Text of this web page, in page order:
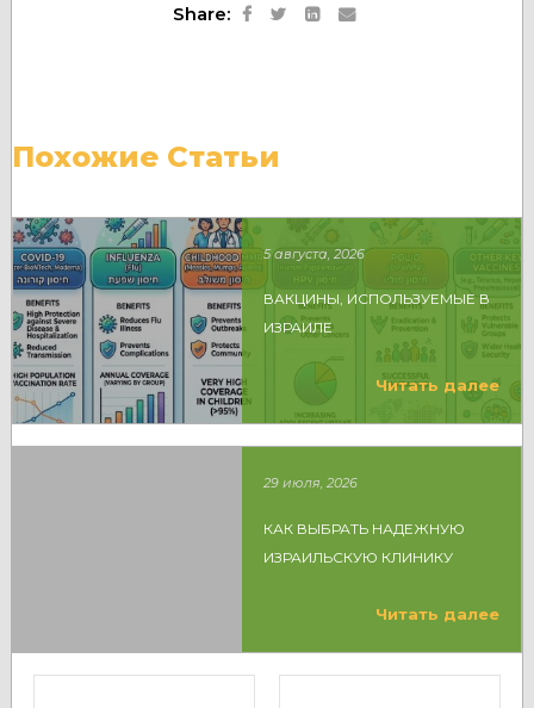
Share:
Похожие Статьи
ВАКЦИНЫ, ИСПОЛЬЗУЕМЫЕ В
ИЗРАИЛЕ
5 августа, 2026
Читать далее
КАК ВЫБРАТЬ НАДЕЖНУЮ
ИЗРАИЛЬСКУЮ КЛИНИКУ
29 июля, 2026
Читать далее